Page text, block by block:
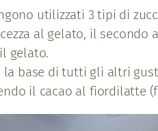
utilizzati 3 tipi di
al gelato, il
gelato.
base di tutti gli altri
il cacao al fiordilatte